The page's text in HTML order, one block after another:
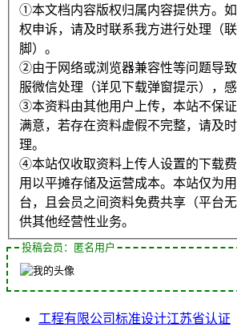
①本文档内容版权归属内容提供方。
权申诉，请及时联系我方进行处理（
脚）。
②由于网络或浏览器兼容性等问题导
服微信处理（详见下载弹窗提示），感
③本资料由其他用户上传，本站不保
满意，若存在资料虚假不完整，请及
理。
④本站仅收取资料上传人设置的下载费
用以平摊存储及运营成本。本站仅为
台，且会员之间资料免费共享（平台
供其他经营性业务。
投稿会员：匿名用户
工程有限公司标准设计江苏省认证